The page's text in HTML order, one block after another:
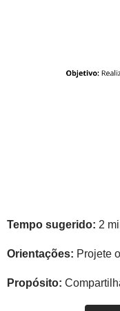
Tempo sugerido: 2
Orientações: Projete
Propósito: